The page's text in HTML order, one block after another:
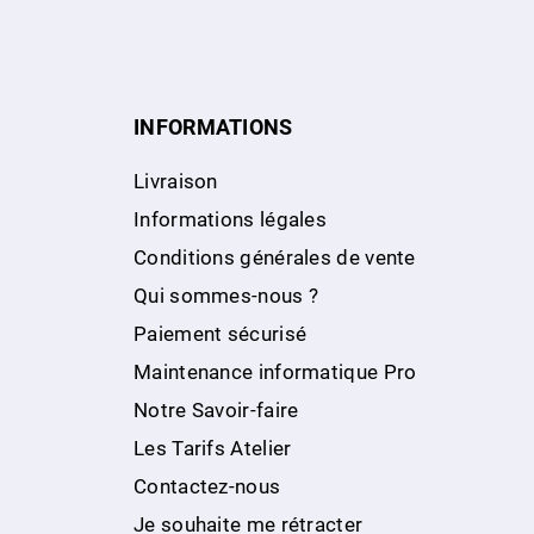
INFORMATIONS
Livraison
Informations légales
Conditions générales de vente
Qui sommes-nous ?
Paiement sécurisé
Maintenance informatique Pro
Notre Savoir-faire
Les Tarifs Atelier
Contactez-nous
Je souhaite me rétracter